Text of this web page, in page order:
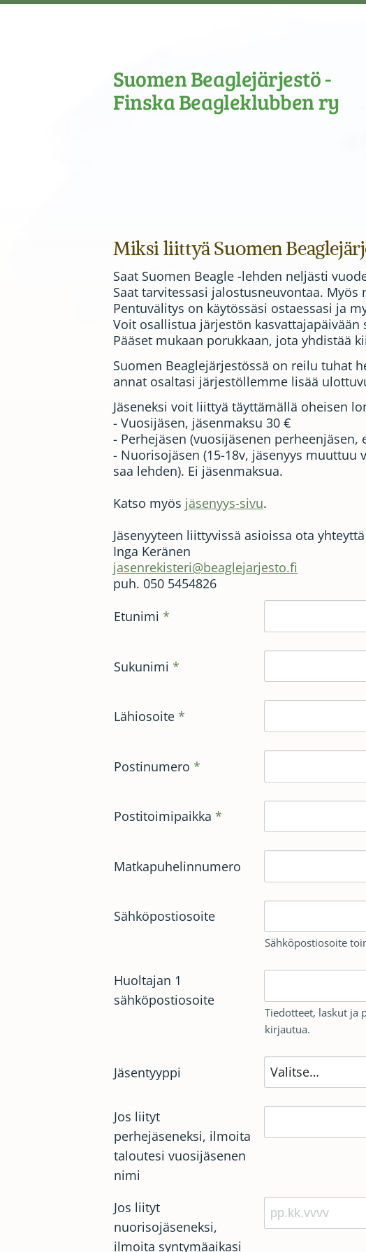
Suomen Beaglejärjestö -
Finska Beagleklubben ry
Miksi liittyä Suomen
Saat Suomen Beagle -lehden neljästi
Saat tarvitessasi jalostusneuvontaa.
Pentuvälitys on käytössäsi ostaessasi ja
Voit osallistua järjestön
Pääset mukaan porukkaan, jota yhdistää
Suomen Beaglejärjestössä on reilu tuhat
annat osaltasi järjestöllemme lisää
Jäseneksi voit liittyä täyttämällä oheisen
- Vuosijäsen, jäsenmaksu 30 €
- Perhejäsen (vuosijäsenen perheenjäsen,
- Nuorisojäsen (15-18v, jäsenyys muuttuu
saa lehden). Ei jäsenmaksua.
Katso myös jäsenyys-sivu.
Jäsenyyteen liittyvissä asioissa ota
Inga Keränen
jasenrekisteri@beaglejarjesto.fi
puh. 050 5454826
Etunimi *
Sukunimi *
Lähiosoite *
Postinumero *
Postitoimipaikka *
Matkapuhelinnumero
Sähköpostiosoite
Sähköpostiosoite
Huoltajan 1
sähköpostiosoite
Tiedotteet, laskut ja
kirjautua.
Jäsentyyppi
Jos liityt
perhejäseneksi, ilmoita
taloutesi vuosijäsenen
nimi
Jos liityt
nuorisojäseneksi,
ilmoita syntymäaikasi